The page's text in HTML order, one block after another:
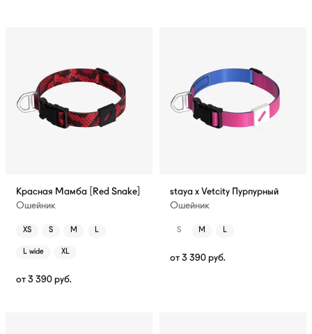
Красная Мамба [Red Snake]
Ошейник
XS S M L
L wide XL
от 3 390 руб.
staya x Vetcity Пурпурный
Ошейник
S M L
от 3 390 руб.